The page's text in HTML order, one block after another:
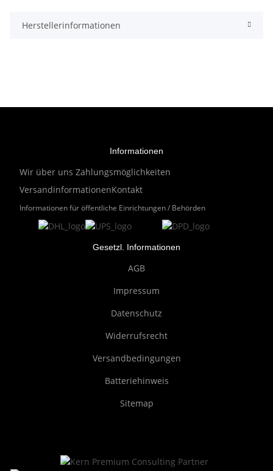
Herstellerinformationen
Informationen
Wir über uns Zahlungsmöglichkeiten
VersandinformationenKontakt
Informationen für öffentliche Einrichtungen / Behörden
Gesetzl. Informationen
AGB
Impressum
Datenschutz
Widerrufsrecht
Versandbedingungen
Batteriehinweis
Sitemap